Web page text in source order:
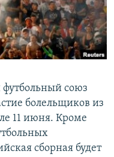
союз
болельщиков из
11 июня. Кроме
сборная будет